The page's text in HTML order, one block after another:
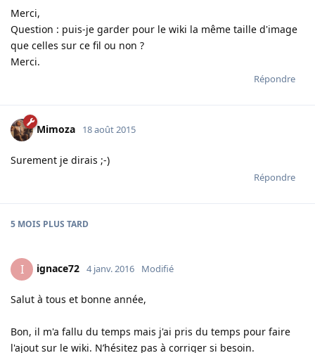
Merci,
Question : puis-je garder pour le wiki la même taille d'image
que celles sur ce fil ou non ?
Merci.
Répondre
Mimoza 18 août 2015
Surement je dirais ;-)
Répondre
5 MOIS PLUS TARD
I ignace72 4 janv. 2016 Modifié
Salut à tous et bonne année,
Bon, il m'a fallu du temps mais j'ai pris du temps pour faire
l'ajout sur le wiki. N’hésitez pas à corriger si besoin.